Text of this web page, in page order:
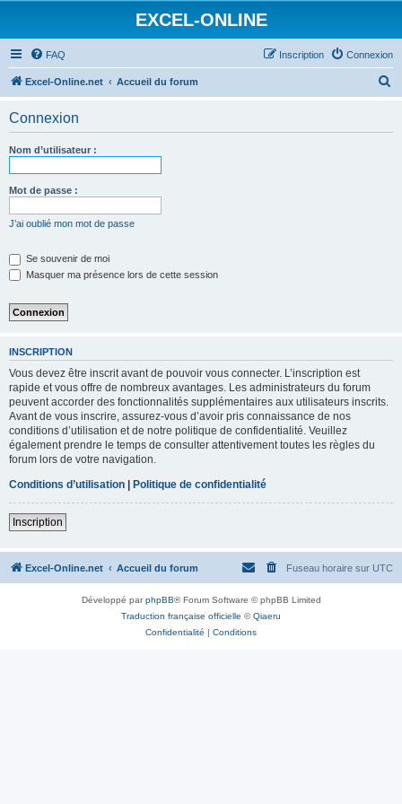
EXCEL-ONLINE
FAQ Connexion
Inscription
Excel-Online.net Accueil du forum
Connexion
Nom d’utilisateur :
Mot de passe :
J’ai oublié mon mot de passe
Se souvenir de moi
Masquer ma présence lors de cette session
INSCRIPTION
Vous devez être inscrit avant de pouvoir vous connecter. L’inscription est
rapide et vous offre de nombreux avantages. Les administrateurs du forum
peuvent accorder des fonctionnalités supplémentaires aux utilisateurs inscrits.
Avant de vous inscrire, assurez-vous d’avoir pris connaissance de nos
conditions d’utilisation et de notre politique de confidentialité. Veuillez
également prendre le temps de consulter attentivement toutes les règles du
forum lors de votre navigation.
Conditions d’utilisation | Politique de confidentialité
Inscription
Excel-Online.net Accueil du forum Fuseau horaire sur UTC
Développé parphpBB® Forum Software © phpBB Limited
Traduction française officielle ©Qiaeru
Confidentialité | Conditions